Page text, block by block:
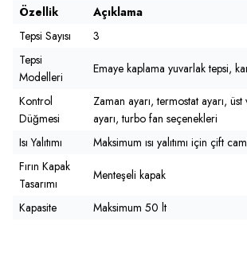
Özellik
Açıklama
Tepsi Sayısı
3
Tepsi
Modelleri
Emaye kaplama yuvarlak tepsi,
Kontrol
Düğmesi
Zaman ayarı, termostat ayarı,
ayarı, turbo fan seçenekleri
Isı Yalıtımı
Maksimum ısı yalıtımı için çift
Fırın Kapak
Tasarımı
Menteşeli kapak
Kapasite Maksimum 50 lt